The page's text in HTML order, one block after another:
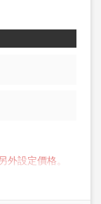
設定價格。
放的行李最大尺